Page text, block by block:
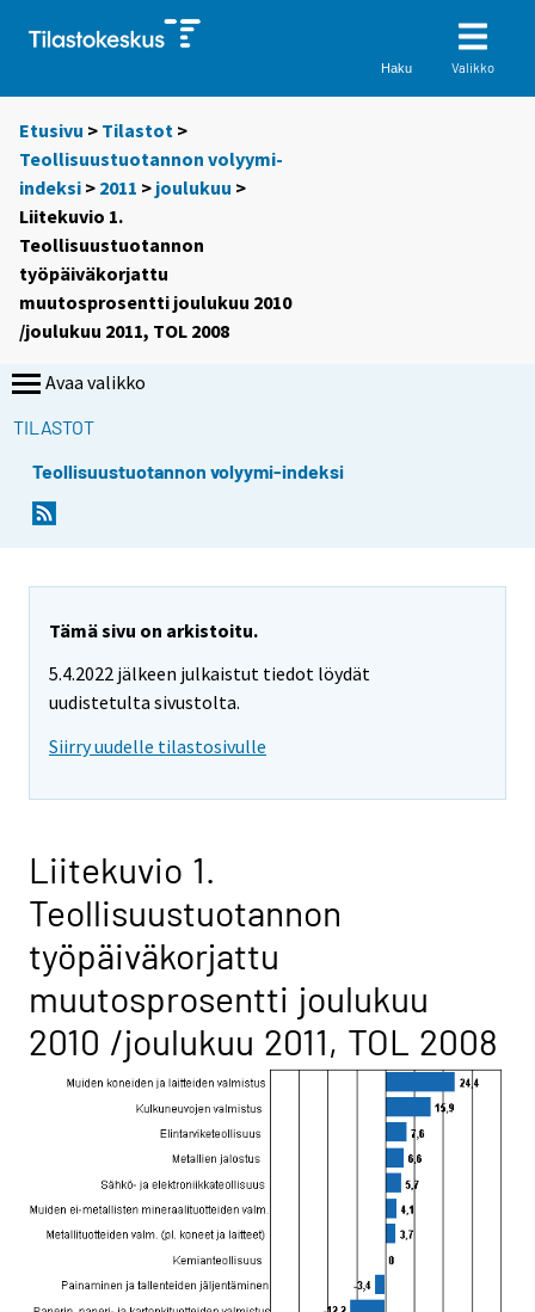
Haku Valikko
Etusivu > Tilastot >
Teollisuustuotannon volyymi-
indeksi > 2011 > joulukuu >
Liitekuvio 1.
Teollisuustuotannon
työpäiväkorjattu
muutosprosentti joulukuu 2010
/joulukuu 2011, TOL 2008
Avaa valikko
TILASTOT
Teollisuustuotannon volyymi-indeksi
Tämä sivu on arkistoitu.
5.4.2022 jälkeen julkaistut tiedot löydät
uudistetulta sivustolta.
Siirry uudelle tilastosivulle
Liitekuvio 1.
Teollisuustuotannon
työpäiväkorjattu
muutosprosentti joulukuu
2010 /joulukuu 2011, TOL 2008